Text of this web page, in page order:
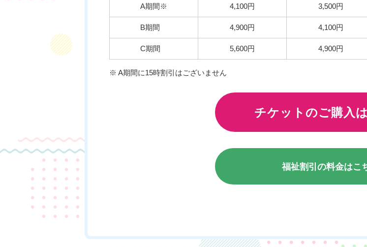
A期間※ 4,100円 3,500円
B期間 4,900円 4,100円
C期間 5,600円 4,900円
※ A期間に15時割引はございません
チケットのご購入
福祉割引の料金はこ